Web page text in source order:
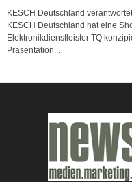
KESCH Deutschland
KESCH Deutschland hat eine
Elektronikdienstleister TQ
Präsentation...